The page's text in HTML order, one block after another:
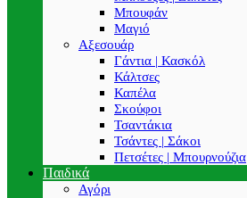
Μπουφάν
Μαγιό
Αξεσουάρ
Γάντια | Κασκόλ
Κάλτσες
Καπέλα
Σκούφοι
Τσαντάκια
Τσάντες | Σάκοι
Πετσέτες | Μπουρνούζια
Παιδικά
Αγόρι